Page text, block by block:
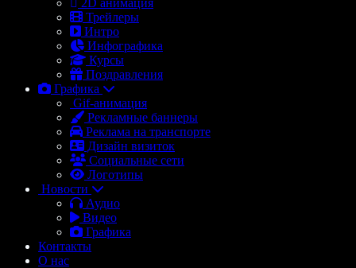
2D анимация
Трейлеры
Интро
Инфографика
Курсы
Поздравления
Графика
Gif-анимация
Рекламные баннеры
Реклама на транспорте
Дизайн визиток
Социальные сети
Логотипы
Новости
Аудио
Видео
Графика
Контакты
О нас